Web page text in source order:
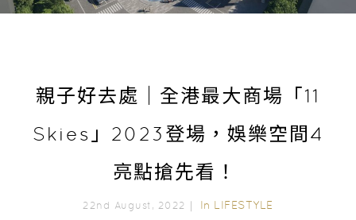
親子好去處｜全港最大商場「11
Skies」2023登場，娛樂空間4
亮點搶先看！
22nd August, 2022｜ In LIFESTYLE